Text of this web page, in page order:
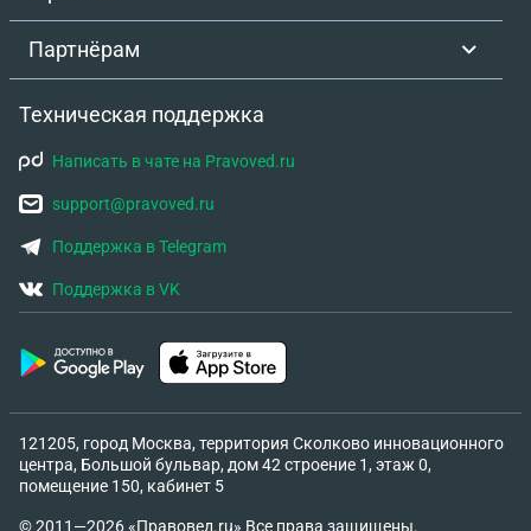
мониторингу уже выявила ряд операций, которые
были связаны с финансированием терроризма,
экстремизма и другой деятельности, посягающей
такое письмо, я не подумала загуглить это и
начала делать, что мне говорят. Они сказали, что
пройдет хорошо Пыталась оформить кредиты,
получала отказы. И только спустя 2 дня решила
делать?
Партнёрам
Техническая поддержка
Написать в чате на Pravoved.ru
support@pravoved.ru
Поддержка в Telegram
Поддержка в VK
121205, город Москва, территория Сколково инновационного
центра, Большой бульвар, дом 42 строение 1, этаж 0,
помещение 150, кабинет 5
© 2011—2026 «Правовед.ru» Все права защищены.